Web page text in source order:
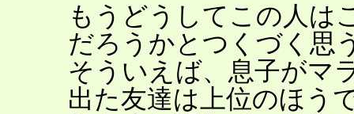
もうどうしてこの人は
だろうかとつくづく思
そういえば、息子がマ
出た友達は上位のほう